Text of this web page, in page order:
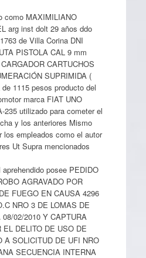
como MAXIMILIANO
arg inst dolt 29 años ddo
de Villa Corina DNI
PISTOLA CAL 9 mm
CARTUCHOS
SUPRIMIDA (
1115 pesos producto del
marca FIAT UNO
235 utilizado para cometer el
y los anteriores Mismo
los empleados como el autor
Ut Supra mencionados
posee PEDIDO
AGRAVADO POR
FUEGO EN CAUSA 4296
NRO 3 DE LOMAS DE
02/2010 Y CAPTURA
DELITO DE USO DE
A SOLICITUD DE UFI NRO
SECUENCIA INTERNA